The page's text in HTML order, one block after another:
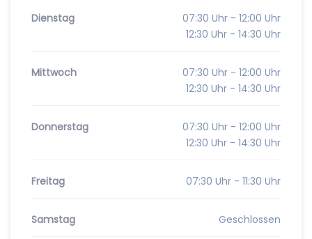
Dienstag
07:30 Uhr - 12:00 Uhr
12:30 Uhr - 14:30 Uhr
Mittwoch
07:30 Uhr - 12:00 Uhr
12:30 Uhr - 14:30 Uhr
Donnerstag
07:30 Uhr - 12:00 Uhr
12:30 Uhr - 14:30 Uhr
Freitag 07:30 Uhr - 11:30 Uhr
Samstag Geschlossen